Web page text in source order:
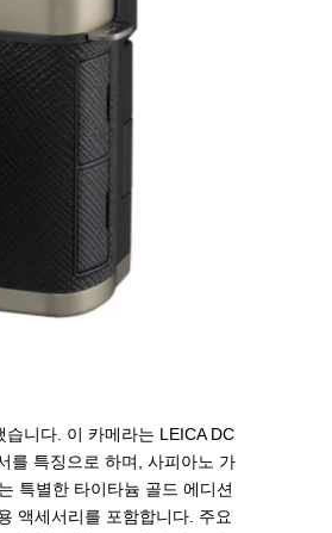
니다. 이 카메라는 LEICA DC
를 특징으로 하며, 사피아노 가
특별한 타이타늄 골드 에디션
액세서리를 포함합니다. 주요